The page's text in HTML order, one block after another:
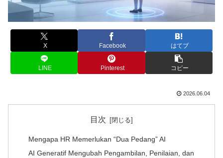
X Facebook はてブ
LINE Pinterest コピー
2026.06.04
目次
Mengapa HR Memerlukan “Dua Pedang” AI
AI Generatif Mengubah Pengambilan, Penilaian, dan